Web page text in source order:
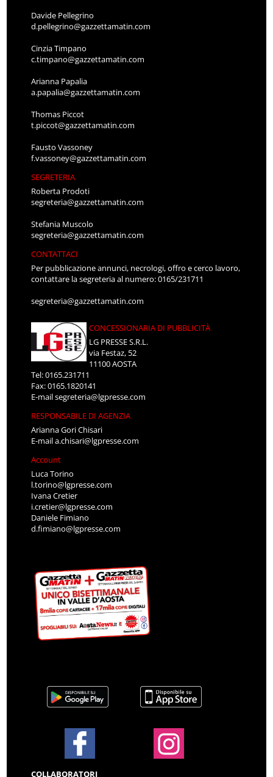
Davide Pellegrino
d.pellegrino@gazzettamatin.com
Cinzia Timpano
c.timpano@gazzettamatin.com
Arianna Papalia
a.papalia@gazzettamatin.com
Thomas Piccot
t.piccot@gazzettamatin.com
Fausto Vassoney
f.vassoney@gazzettamatin.com
SEGRETERIA
Roberta Prodoti
segreteria@gazzettamatin.com
Stefania Muscolo
segreteria@gazzettamatin.com
CONTATTACI
Per pubblicazione annunci, necrologi, offro e cerco lavoro,
contattare la segreteria al numero: 0165/231711
segreteria@gazzettamatin.com
CONCESSIONARIA DI PUBBLICITÀ
LG PRESSE S.R.L.
via Festaz, 52
11100 AOSTA
Tel: 0165.231711
Fax: 0165.1820141
E-mailsegreteria@lgpresse.com
RESPONSABILE DI AGENZIA
Arianna Gori Chisari
E-maila.chisari@lgpresse.com
Account
Luca Torino
l.torino@lgpresse.com
Ivana Cretier
i.cretier@lgpresse.com
Daniele Fimiano
d.fimiano@lgpresse.com
COLLABORATORI